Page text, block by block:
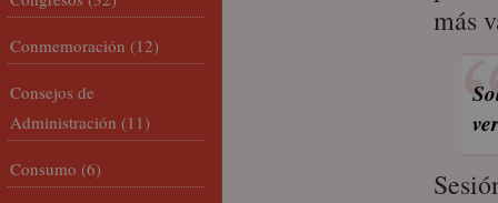
más
Conmemoración (12)
Consejos de
Administración (11)
Consumo (6)